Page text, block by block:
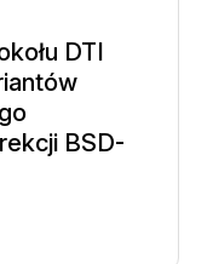
DTI
BSD-